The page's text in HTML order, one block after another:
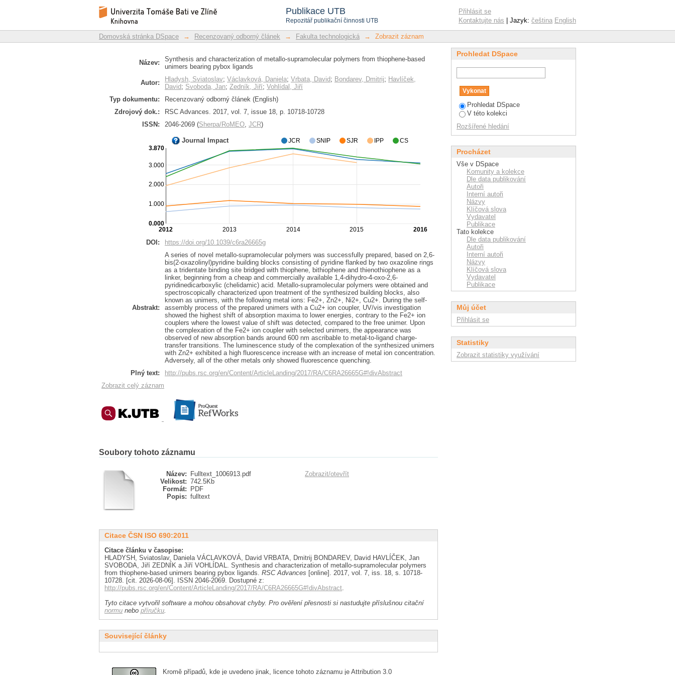
Publikace UTB
Repozitář publikační činnosti UTB
Synthesis and characterization of metallo-supramolecular polymers from
thiophene-based unimers bearing pybox ligands
Repozitář DSpace/Manakin
Přihlásit se
Kontaktujte nás | Jazyk: čeština English
Domovská stránka DSpace → Recenzovaný odborný článek → Fakulta technologická → Zobrazit záznam
Název:
Synthesis and characterization of metallo-supramolecular polymers from thiophene-based
unimers bearing pybox ligands
Autor: Hladysh, Sviatoslav; Václavková, Daniela; Vrbata, David; Bondarev, Dmitrij; Havlíček,
David; Svoboda, Jan; Zedník, Jiří; Vohlídal, Jiří
Typ dokumentu:
Recenzovaný odborný článek (English)
Zdrojový dok.:
RSC Advances. 2017, vol. 7, issue 18, p. 10718-10728
ISSN:
2046-2069 (Sherpa/RoMEO, JCR)
Journal Impact
2013 2014 2015
2012 2016
1.000
2.000
3.000
0.000
3.870
JCR SNIP SJR IPP CS
DOI: https://doi.org/10.1039/c6ra26665g
Abstrakt:
A series of novel metallo-supramolecular polymers was successfully prepared, based on 2,6-
bis(2-oxazolinyl)pyridine building blocks consisting of pyridine flanked by two oxazoline rings
as a tridentate binding site bridged with thiophene, bithiophene and thienothiophene as a
linker, beginning from a cheap and commercially available 1,4-dihydro-4-oxo-2,6-
pyridinedicarboxylic (chelidamic) acid. Metallo-supramolecular polymers were obtained and
spectroscopically characterized upon treatment of the synthesized building blocks, also
known as unimers, with the following metal ions: Fe2+, Zn2+, Ni2+, Cu2+. During the self-
assembly process of the prepared unimers with a Cu2+ ion coupler, UV/vis investigation
showed the highest shift of absorption maxima to lower energies, contrary to the Fe2+ ion
couplers where the lowest value of shift was detected, compared to the free unimer. Upon
the complexation of the Fe2+ ion coupler with selected unimers, the appearance was
observed of new absorption bands around 600 nm ascribable to metal-to-ligand charge-
transfer transitions. The luminescence study of the complexation of the synthesized unimers
with Zn2+ exhibited a high fluorescence increase with an increase of metal ion concentration.
Adversely, all of the other metals only showed fluorescence quenching.
Plný text:
http://pubs.rsc.org/en/Content/ArticleLanding/2017/RA/C6RA26665G#!divAbstract
Zobrazit celý záznam
Soubory tohoto záznamu
Název:
Fulltext_1006913.pdf
Velikost: 742.5Kb
Formát:
PDF
Popis: fulltext
Zobrazit/otevřít
Citace ČSN ISO 690:2011
Citace článku v časopise:
HLADYSH, Sviatoslav, Daniela VÁCLAVKOVÁ, David VRBATA, Dmitrij BONDAREV, David HAVLÍČEK, Jan
SVOBODA, Jiří ZEDNÍK a Jiří VOHLÍDAL. Synthesis and characterization of metallo-supramolecular polymers
from thiophene-based unimers bearing pybox ligands. RSC Advances [online]. 2017, vol. 7, iss. 18, s. 10718-
10728. [cit. 2026-08-06]. ISSN 2046-2069. Dostupné z:
http://pubs.rsc.org/en/Content/ArticleLanding/2017/RA/C6RA26665G#!divAbstract.
Tyto citace vytvořil software a mohou obsahovat chyby. Pro ověření přesnosti si nastudujte příslušnou citační
normu nebo příručku.
Související články
Kromě případů, kde je uvedeno jinak, licence tohoto záznamu je Attribution 3.0
Prohledat DSpace
Prohledat DSpace
V této kolekci
Rozšířené hledání
Procházet
Vše v DSpace
Komunity a kolekce
Dle data publikování
Autoři
Interní autoři
Názvy
Klíčová slova
Vydavatel
Publikace
Tato kolekce
Dle data publikování
Autoři
Interní autoři
Názvy
Klíčová slova
Vydavatel
Publikace
Můj účet
Přihlásit se
Statistiky
Zobrazit statistiky využívání